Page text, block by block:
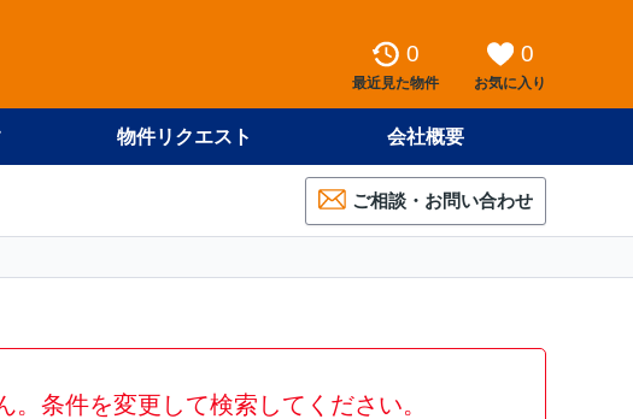
0
最近見た物件
0
お気に入り
物件リクエスト 会社概要
ご相談・お問い合わせ
条件を変更して検索してください。